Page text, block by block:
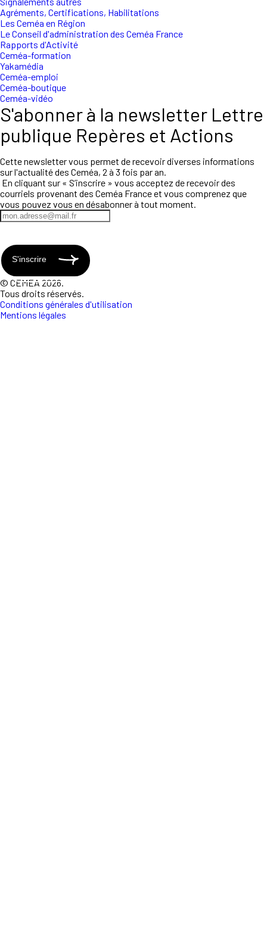
Agréments, Certifications, Habilitations
Les Ceméa en Région
Le Conseil d'administration des Ceméa France
Rapports d'Activité
Ceméa-formation
Yakamédia
Ceméa-emploi
Ceméa-boutique
Ceméa-vidéo
S'abonner à la newsletter Lettre
publique Repères et Actions
Cette newsletter vous permet de recevoir diverses informations
sur l'actualité des Ceméa, 2 à 3 fois par an.
En cliquant sur « S’inscrire » vous acceptez de recevoir des
courriels provenant des Ceméa France et vous comprenez que
vous pouvez vous en désabonner à tout moment.
S'inscrire
© CEMEA 2026.
Tous droits réservés.
Conditions générales d'utilisation
Mentions légales